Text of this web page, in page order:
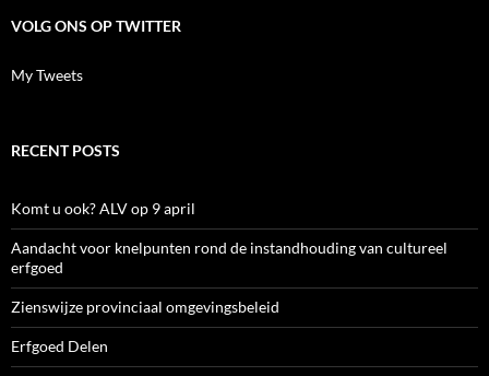
VOLG ONS OP TWITTER
My Tweets
RECENT POSTS
Komt u ook? ALV op 9 april
Aandacht voor knelpunten rond de instandhouding van cultureel
erfgoed
Zienswijze provinciaal omgevingsbeleid
Erfgoed Delen